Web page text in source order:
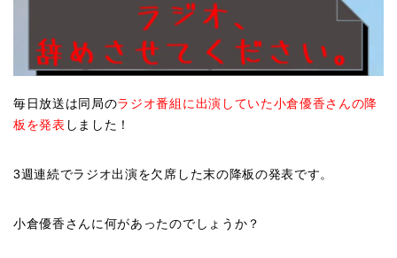
毎日放送は同局のラジオ番組に出演していた小倉優香さんの降
板を発表 しました！
3週連続でラジオ出演を欠席した末の降板の発表です。
小倉優香さんに何があったのでしょうか？